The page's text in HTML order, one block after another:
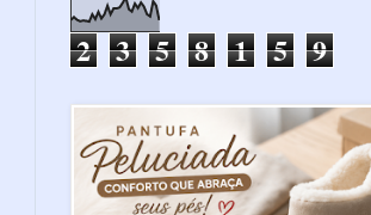
2 3 5 8 1 5 9